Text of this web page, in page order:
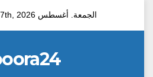
الجمعة. أغسطس 7th, 2026